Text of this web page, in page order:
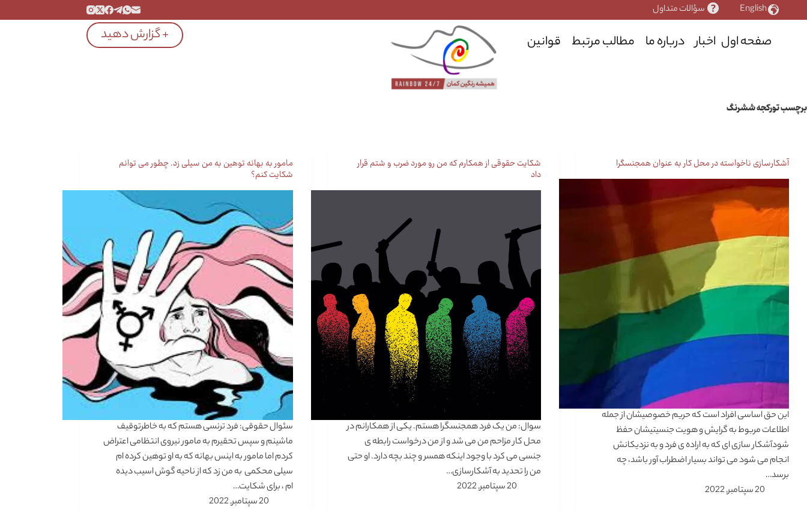
به
English سؤالات متداول
صفحه اول اخبار درباره ما مطالب مرتبط قوانین + گزارش دهید
برچسبتورکجه ششرنگ
آشکارسازی ناخواسته در محل کار به عنوان همجنسگرا
این حق اساسی افراد است که حریم خصوصیشان از جمله
اطلاعات مربوط به گرایش و هویت جنسیتیشان حفظ
شودآشکار سازی ای که به اراده ی فرد و به نزدیکانش
انجام می شود می تواند بسیار اضطراب آور باشد، چه
برسد…
20 سپتامبر, 2022
شکایت حقوقی از همکارم که من رو مورد ضرب و شتم قرار
داد
سوال: من یک فرد همجنسگرا هستم. یکی از همکارانم در
محل کار مزاحم من می شد و از من درخواست رابطه ی
جنسی می کرد با وجود اینکه همسر و چند بچه دارد. او حتی
من را تحدید به آشکارسازی…
20 سپتامبر, 2022
مامور به بهانه توهین به من سیلی زد. چطور می توانم
شکایت کنم؟
سئوال حقوقی: فرد ترنسی هستم که به خاطرتوقیف
ماشینم و سپس تحقیرم به مامور نیروی انتظامی اعتراض
کردم اما مامور به اینس بهانه که به او توهین کرده ام
سیلی محکمی به من زد که از ناحیه گوش اسیب دیده
ام ، برای شکایت…
20 سپتامبر, 2022